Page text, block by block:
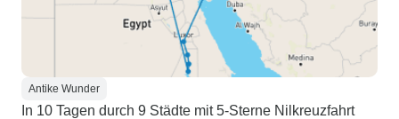
Antike Wunder
In 10 Tagen durch 9 Städte mit 5-Sterne Nilkreuzfahrt